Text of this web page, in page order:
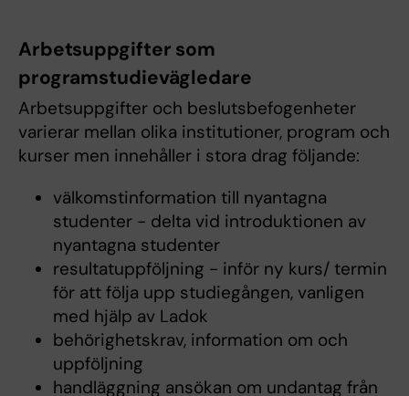
Arbetsuppgifter som
programstudievägledare
Arbetsuppgifter och beslutsbefogenheter
varierar mellan olika institutioner, program och
kurser men innehåller i stora drag följande:
välkomstinformation till nyantagna
studenter - delta vid introduktionen av
nyantagna studenter
resultatuppföljning - inför ny kurs/ termin
för att följa upp studiegången, vanligen
med hjälp av Ladok
behörighetskrav, information om och
uppföljning
handläggning ansökan om undantag från